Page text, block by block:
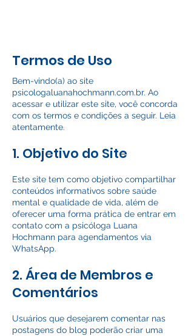
Termos de Uso
Bem-vindo(a) ao site
psicologaluanahochmann.com.br. Ao
acessar e utilizar este site, você concorda
com os termos e condições a seguir. Leia
atentamente.
1. Objetivo do Site
Este site tem como objetivo compartilhar
conteúdos informativos sobre saúde
mental e qualidade de vida, além de
oferecer uma forma prática de entrar em
contato com a psicóloga Luana
Hochmann para agendamentos via
WhatsApp.
2. Área de Membros e
Comentários
Usuários que desejarem comentar nas
postagens do blog poderão criar uma